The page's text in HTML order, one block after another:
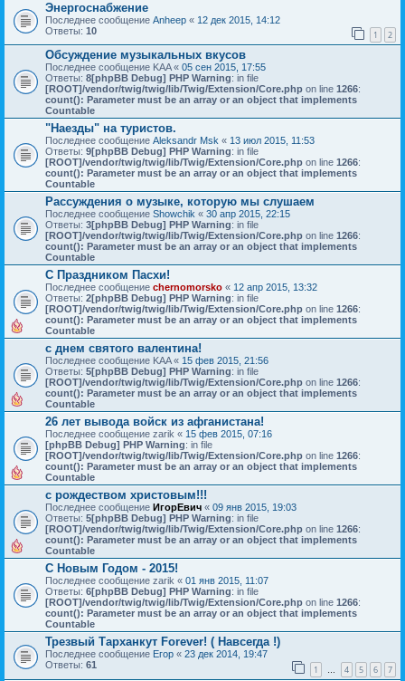
Энергоснабжение
Последнее сообщение Anheep « 12 дек 2015, 14:12
Ответы: 10 1 2
Обсуждение музыкальных вкусов
Последнее сообщение KAA« 05 сен 2015, 17:55
Ответы: 8[phpBB Debug] PHP Warning: in file
[ROOT]/vendor/twig/twig/lib/Twig/Extension/Core.php on line 1266:
count(): Parameter must be an array or an object that implements
Countable
"Наезды" на туристов.
Последнее сообщение Aleksandr Msk « 13 июл 2015, 11:53
Ответы: 9[phpBB Debug] PHP Warning: in file
[ROOT]/vendor/twig/twig/lib/Twig/Extension/Core.php on line 1266:
count(): Parameter must be an array or an object that implements
Countable
Рассуждения о музыке, которую мы слушаем
Последнее сообщение Showchik « 30 апр 2015, 22:15
Ответы: 3[phpBB Debug] PHP Warning: in file
[ROOT]/vendor/twig/twig/lib/Twig/Extension/Core.php on line 1266:
count(): Parameter must be an array or an object that implements
Countable
С Праздником Пасхи!
Последнее сообщение chernomorsko « 12 апр 2015, 13:32
Ответы: 2[phpBB Debug] PHP Warning: in file
[ROOT]/vendor/twig/twig/lib/Twig/Extension/Core.php on line 1266:
count(): Parameter must be an array or an object that implements
Countable
с днем святого валентина!
Последнее сообщение KAA« 15 фев 2015, 21:56
Ответы: 5[phpBB Debug] PHP Warning: in file
[ROOT]/vendor/twig/twig/lib/Twig/Extension/Core.php on line 1266:
count(): Parameter must be an array or an object that implements
Countable
26 лет вывода войск из афганистана!
Последнее сообщение zarik « 15 фев 2015, 07:16
[phpBB Debug] PHP Warning: in file
[ROOT]/vendor/twig/twig/lib/Twig/Extension/Core.php on line 1266:
count(): Parameter must be an array or an object that implements
Countable
с рождеством христовым!!!
Последнее сообщение ИгорЕвич « 09 янв 2015, 19:03
Ответы: 5[phpBB Debug] PHP Warning: in file
[ROOT]/vendor/twig/twig/lib/Twig/Extension/Core.php on line 1266:
count(): Parameter must be an array or an object that implements
Countable
С Новым Годом - 2015!
Последнее сообщение zarik « 01 янв 2015, 11:07
Ответы: 6[phpBB Debug] PHP Warning: in file
[ROOT]/vendor/twig/twig/lib/Twig/Extension/Core.php on line 1266:
count(): Parameter must be an array or an object that implements
Countable
Трезвый Тарханкут Forever! ( Навсегда !)
Последнее сообщение Егор « 23 дек 2014, 19:47
Ответы: 61 1 4 5 6 7